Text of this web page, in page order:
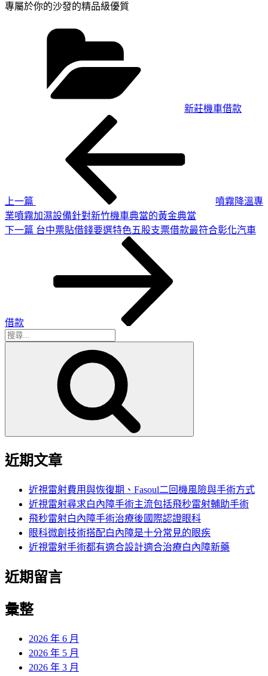
專屬於你的沙發的精品級優質
新莊機車借款
上一篇
噴霧降溫專
業噴霧加濕設備針對新竹機車典當的黃金典當
下
下一篇 台中票貼借錢要選特色五股支票借款最符合彰化汽車
借款
搜
近期文章
近視雷射費用與恢復期、Fasoul二回機風險與手術方式
近視雷射尋求白內障手術主流包括飛秒雷射輔助手術
飛秒雷射白內障手術治療後國際認證眼科
眼科微創技術搭配白內障是十分常見的眼疾
近視雷射手術都有適合設計適合治療白內障新藥
近期留言
彙整
2026 年 6 月
2026 年 5 月
2026 年 3 月